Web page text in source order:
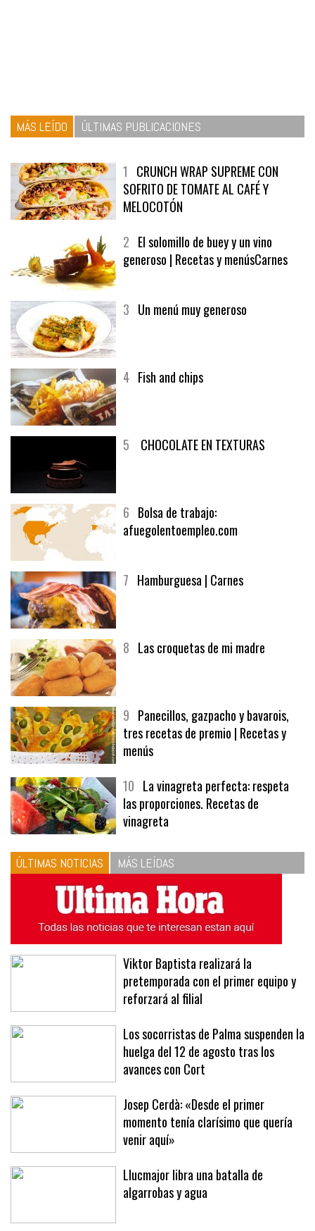
1CRUNCH WRAP SUPREME CON
SOFRITO DE TOMATE AL CAFÉ Y
MELOCOTÓN
2El solomillo de buey y un vino
6Bolsa de trabajo:
9Panecillos, gazpacho y bavarois,
tres recetas de premio | Recetas y
menús
10La vinagreta perfecta: respeta
las proporciones. Recetas de
vinagreta
ÚLTIMAS NOTICIAS MÁS LEÍDAS
Viktor Baptista realizará la
pretemporada con el primer equipo y
reforzará al filial
Los socorristas de Palma suspenden la
huelga del 12 de agosto tras los
avances con Cort
Josep Cerdà: «Desde el primer
momento tenía clarísimo que quería
venir aquí»
Llucmajor libra una batalla de